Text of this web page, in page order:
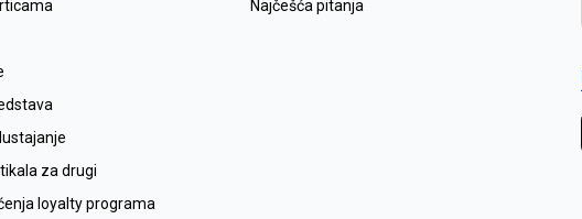
za drugi
loyalty programa
Najčešća pitanja